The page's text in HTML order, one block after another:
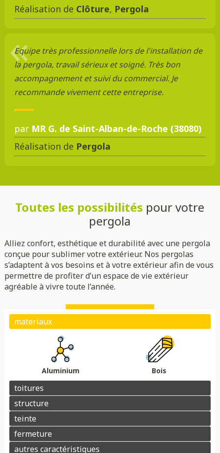
Réalisation de Clôture, Pergola
Equipe très professionnelle lors de l'installation de
la pergola, travail sérieux et soigné. Très bon
accompagnement et suivi du commercial. Je
recommande vivement cette entreprise.
par MR G. de Saint-Alban-de-Roche (38080)
Réalisation de Pergola
Toutes les possibilités pour votre
pergola
Alliez confort, esthétique et durabilité avec une pergola
conçue pour sublimer votre extérieur. Nos pergolas
s’adaptent à vos besoins et à votre extérieur afin de vous
permettre de profiter d’un espace de vie extérieur
agréable à vivre toute l’année.
Aluminium Bois
(verre/polycarbonate)
Indépendante
Adossée
Essences de boisColoris au choix
Store
Parois
Électrique avec téléphone
Électrique avec télécommande